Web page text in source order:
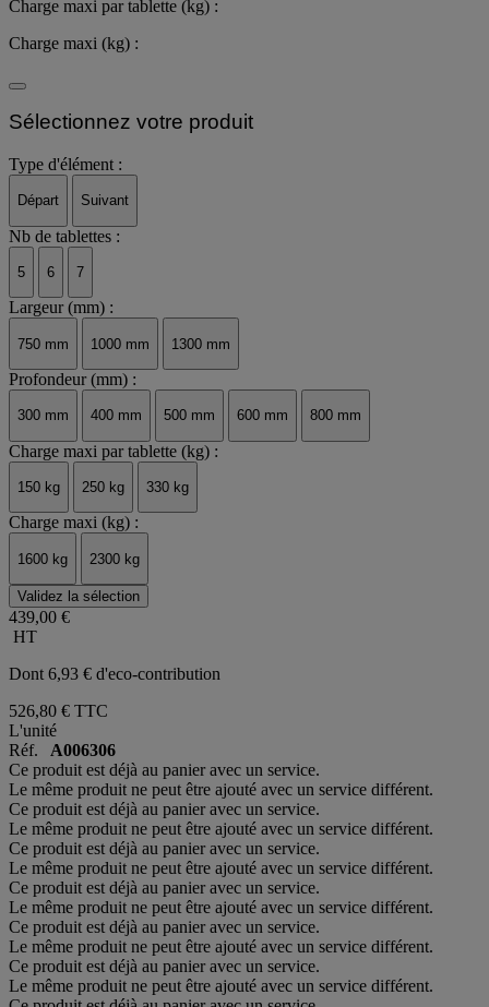
Charge maxi par tablette (kg) :
Charge maxi (kg) :
Sélectionnez votre produit
Type d'élément :
Départ Suivant
Nb de tablettes :
5 6 7
Largeur (mm) :
750 mm 1000 mm 1300 mm
Profondeur (mm) :
300 mm 400 mm 500 mm 600 mm 800 mm
Charge maxi par tablette (kg) :
150 kg 250 kg 330 kg
Charge maxi (kg) :
1600 kg 2300 kg
Validez la sélection
439,00 €
HT
Dont 6,93 € d'eco-contribution
526,80 € TTC
L'unité
Réf. A006306
Ce produit est déjà au panier avec un service.
Le même produit ne peut être ajouté avec un service différent.
Ce produit est déjà au panier avec un service.
Le même produit ne peut être ajouté avec un service différent.
Ce produit est déjà au panier avec un service.
Le même produit ne peut être ajouté avec un service différent.
Ce produit est déjà au panier avec un service.
Le même produit ne peut être ajouté avec un service différent.
Ce produit est déjà au panier avec un service.
Le même produit ne peut être ajouté avec un service différent.
Ce produit est déjà au panier avec un service.
Le même produit ne peut être ajouté avec un service différent.